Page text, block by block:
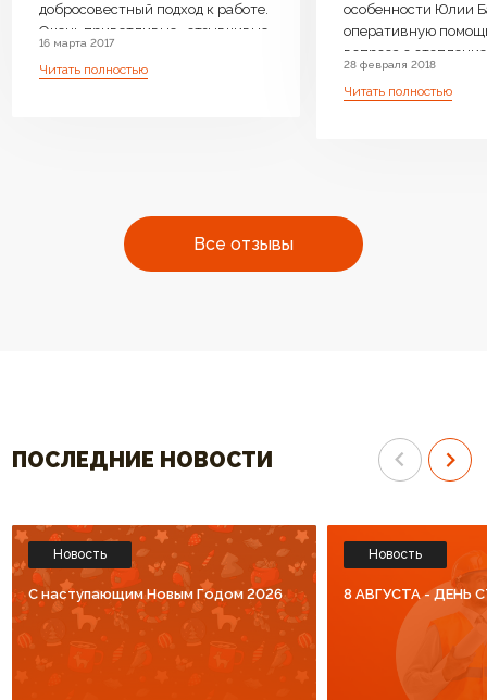
Все отзывы
добросовестный подход к работе.
Очень приветливые , отзывчивые
менеджеры ответили на все
интересующие вопросы, дали
чисто . Оборудование работает
бесшумно.Очень довольны что
выбрали ваш котел. Огромное
16 марта 2017
Читать полностью
особенности Юлии
оперативную
вопроса с
возможность
замены
очень много людей
одном месте
отопления высокого
28 февраля 2018
Читать полностью
ПОСЛЕДНИЕ НОВОСТИ
Новость
C наступающим Новым Годом 2026
Новость
8 АВГУСТА - ДЕНЬ